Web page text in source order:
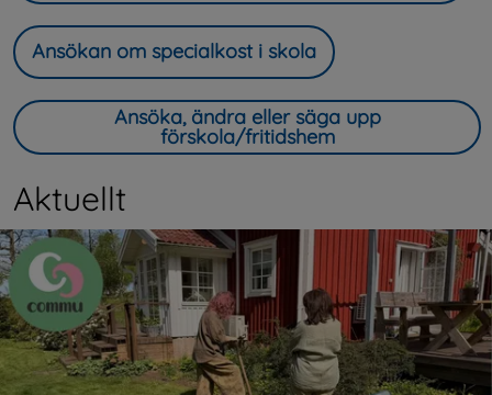
Ansökan om specialkost i skola
Ansöka, ändra eller säga upp
förskola/fritidshem
Aktuellt